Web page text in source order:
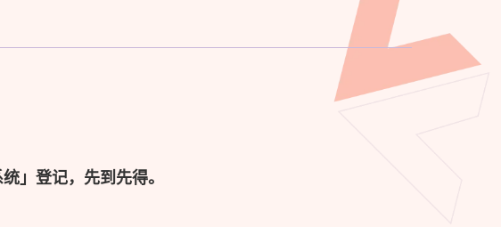
」登记，先到先得。